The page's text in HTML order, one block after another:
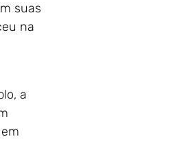
suas
na
a